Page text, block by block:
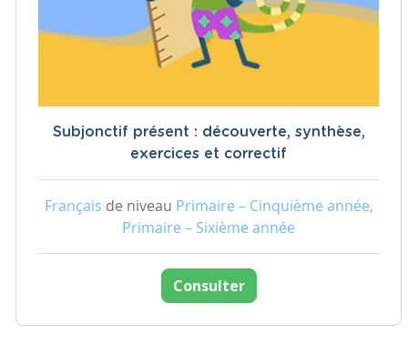
Subjonctif présent : découverte, synthèse,
exercices et correctif
Français de niveau Primaire – Cinquième année,
Primaire – Sixième année
Consulter